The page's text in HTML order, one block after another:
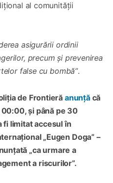
al comunității
asigurării ordinii
precum și prevenirea
false cu bombă”.
de Frontieră anunță că
și până pe 30
fi limitat accesul în
„Eugen Doga” –
„ca urmare a
a riscurilor”.